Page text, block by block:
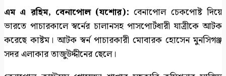
এম এ রহিম, বেনাপোল (যশোর): বেনাপোল চেকপোষ্ট দিয়ে
ভারতে পাচারকালে স্বর্নের চালানসহ পাসপোর্টধারী যাত্রীকে আটক
করেছে কাষ্টম। আটক স্বর্ন পাচারকারী মোবারক হোসেন মুনসিগঞ্জ
সদর এলাকার তাজুউদ্দীনের ছেলে।